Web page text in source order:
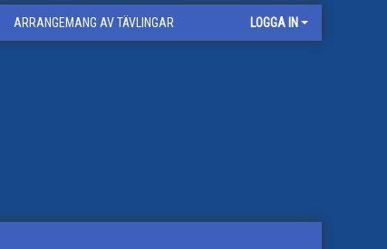
ARRANGEMANG AV TÄVLINGAR LOGGA IN